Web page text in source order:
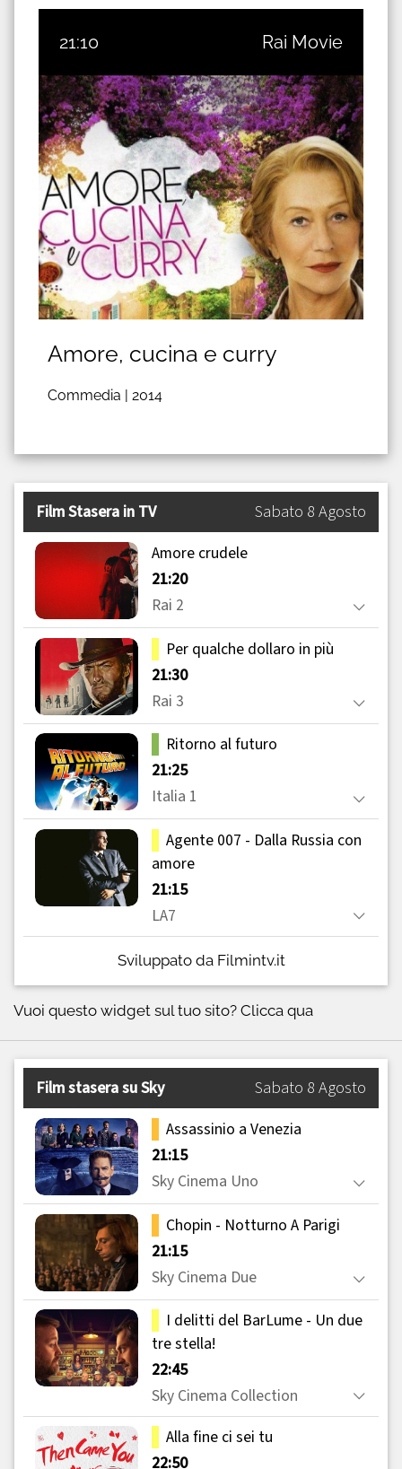
21:10 Rai Movie
Amore, cucina e curry
Commedia | 2014
Sviluppato da Filmintv.it
Vuoi questo widget sul tuo sito? Clicca qua